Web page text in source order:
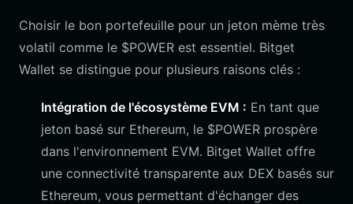
Choisir le bon portefeuille pour un jeton mème très
volatil comme le $POWER est essentiel. Bitget
Wallet se distingue pour plusieurs raisons clés :
Intégration de l'écosystème EVM : En tant que
jeton basé sur Ethereum, le $POWER prospère
dans l'environnement EVM. Bitget Wallet offre
une connectivité transparente aux DEX basés sur
Ethereum, vous permettant d'échanger des